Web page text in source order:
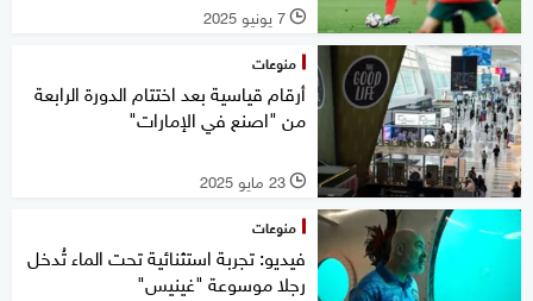
l 7 يونيو 2025
منوعات
أرقام قياسية بعد اختتام الدورة الرابعة
من "اصنع في الإمارات"
l 23 مايو 2025
منوعات
فيديو: تجربة استثنائية تحت الماء تُدخل
رجلا موسوعة "غينيس"